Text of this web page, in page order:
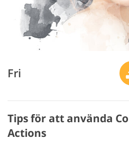
Fri
Tips för att använda
Actions